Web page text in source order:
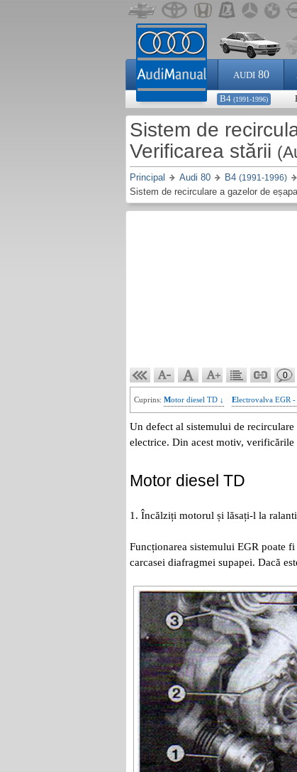
AUDI80
B4 (1991-1996)
Sistem de
Verificarea stării
Principal Audi 80 B4 (1991-1996)
Sistem de recirculare a gazelor de
0
Cuprins: Motor diesel TD ↓ Electrovalva EGR
Un defect al sistemului de
electrice. Din acest motiv,
Motor diesel TD
1. Încălziți motorul și lăsați-l la
Funcționarea sistemului EGR poate
carcasei diafragmei supapei. Dacă